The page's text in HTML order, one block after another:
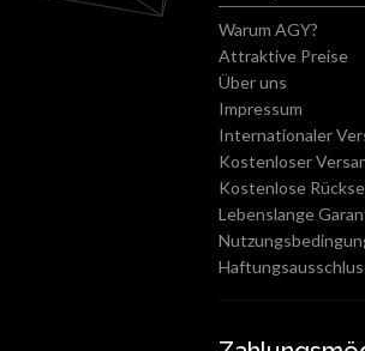
Warum AGY?
Attraktive Preise
Über uns
Impressum
Internationaler
Kostenloser
Kostenlose
Lebenslange